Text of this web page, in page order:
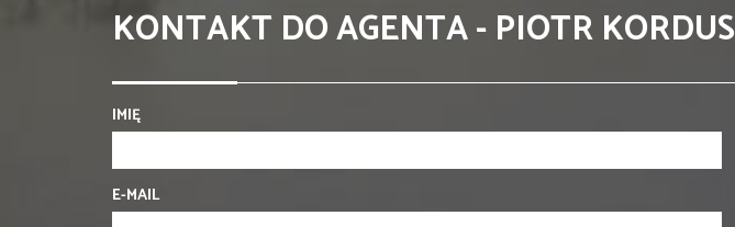
KONTAKT DO AGENTA - PIOTR KORDUS
IMIĘ
E-MAIL